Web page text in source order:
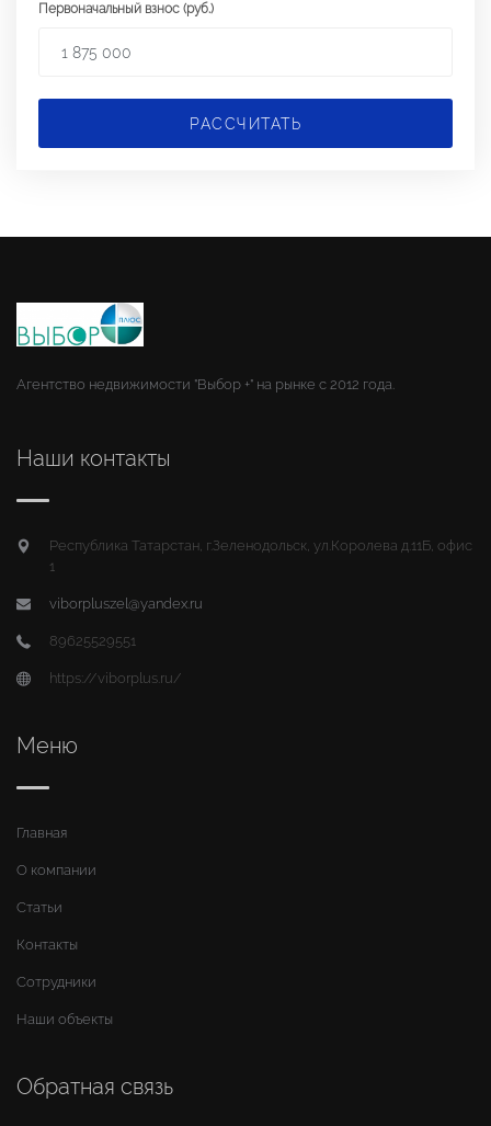
Первоначальный взнос (руб.)
РАССЧИТАТЬ
Агентство недвижимости "Выбор +" на рынке с 2012 года.
Наши контакты
Республика Татарстан, г.Зеленодольск, ул.Королева д.11Б, офис
1
viborpluszel@yandex.ru
89625529551
https://viborplus.ru/
Меню
Главная
О компании
Статьи
Контакты
Сотрудники
Наши объекты
Обратная связь